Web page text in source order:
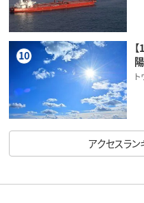
10
アクセスラ